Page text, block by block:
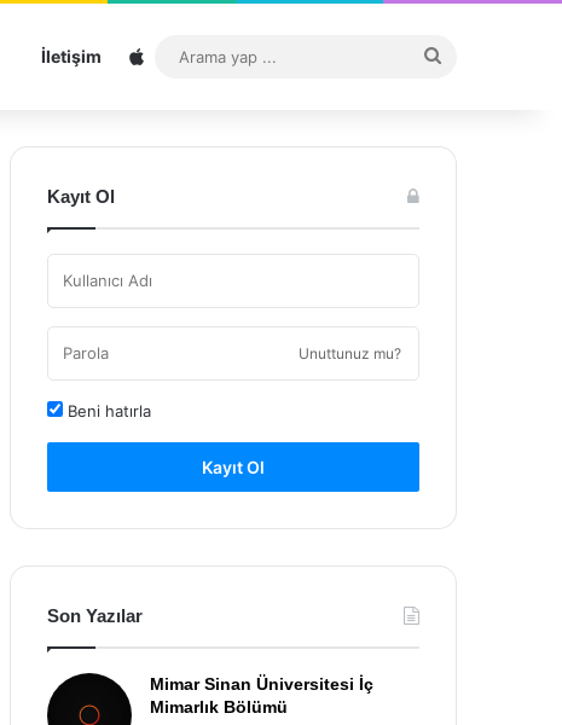
İletişim Sitemap
...
Kayıt Ol
Unuttunuz mu?
Beni hatırla
Kayıt Ol
Son Yazılar
Mimar Sinan Üniversitesi İç
Mimarlık Bölümü